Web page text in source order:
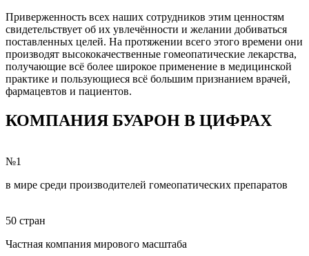
Приверженность всех наших сотрудников этим ценностям
свидетельствует об их увлечённости и желании добиваться
поставленных целей. На протяжении всего этого времени они
производят высококачественные гомеопатические лекарства,
получающие всё более широкое применение в медицинской
практике и пользующиеся всё большим признанием врачей,
фармацевтов и пациентов.
КОМПАНИЯ БУАРОН В ЦИФРАХ
№1
в мире среди производителей гомеопатических препаратов
50 стран
Частная компания мирового масштаба